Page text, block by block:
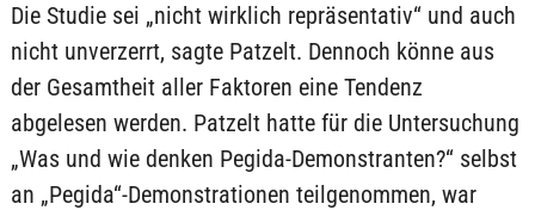
Die Studie sei „nicht wirklich repräsentativ“ und auch
nicht unverzerrt, sagte Patzelt. Dennoch könne aus
der Gesamtheit aller Faktoren eine Tendenz
abgelesen werden. Patzelt hatte für die Untersuchung
„Was und wie denken Pegida-Demonstranten?“ selbst
an „Pegida“-Demonstrationen teilgenommen, war